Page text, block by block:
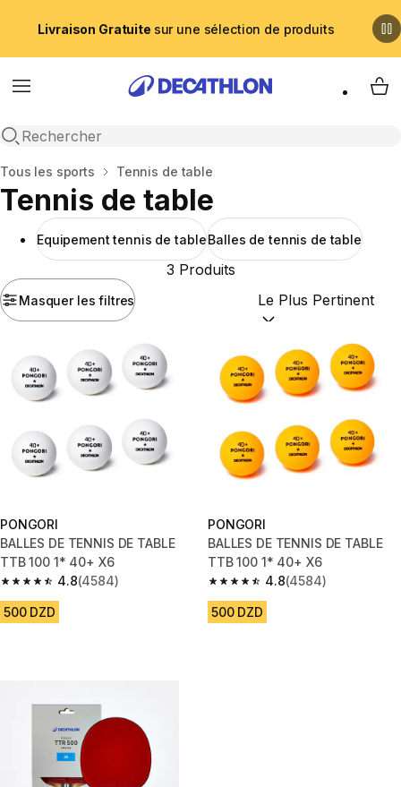
Livraison Gratuite sur une sélection de produits
Menu
Recherche ouverte
My
Accueil
Tous les sports Tennis de table
Tennis de table
Equipement tennis de tableBalles de tennis de table
Masquer les filtres
3 Produits
Trier par :(optional)
PONGORI
BALLES DE TENNIS DE TABLE
TTB 100 1* 40+ X6
4.8
4.8 out of 5 stars from 4584 reviews
(4584)
500 DZD
PONGORI
BALLES DE TENNIS DE TABLE
TTB 100 1* 40+ X6
4.8
4.8 out of 5 stars from 4584
(4584)
500 DZD